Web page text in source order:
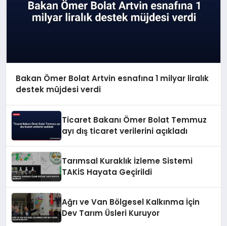
Bakan Ömer Bolat Artvin esnafına 1 milyar liralık
destek müjdesi verdi
Ticaret Bakanı Ömer Bolat Temmuz
ayı dış ticaret verilerini açıkladı
Tarımsal Kuraklık İzleme Sistemi
TAKİS Hayata Geçirildi
Ağrı ve Van Bölgesel Kalkınma İçin
Dev Tarım Üsleri Kuruyor